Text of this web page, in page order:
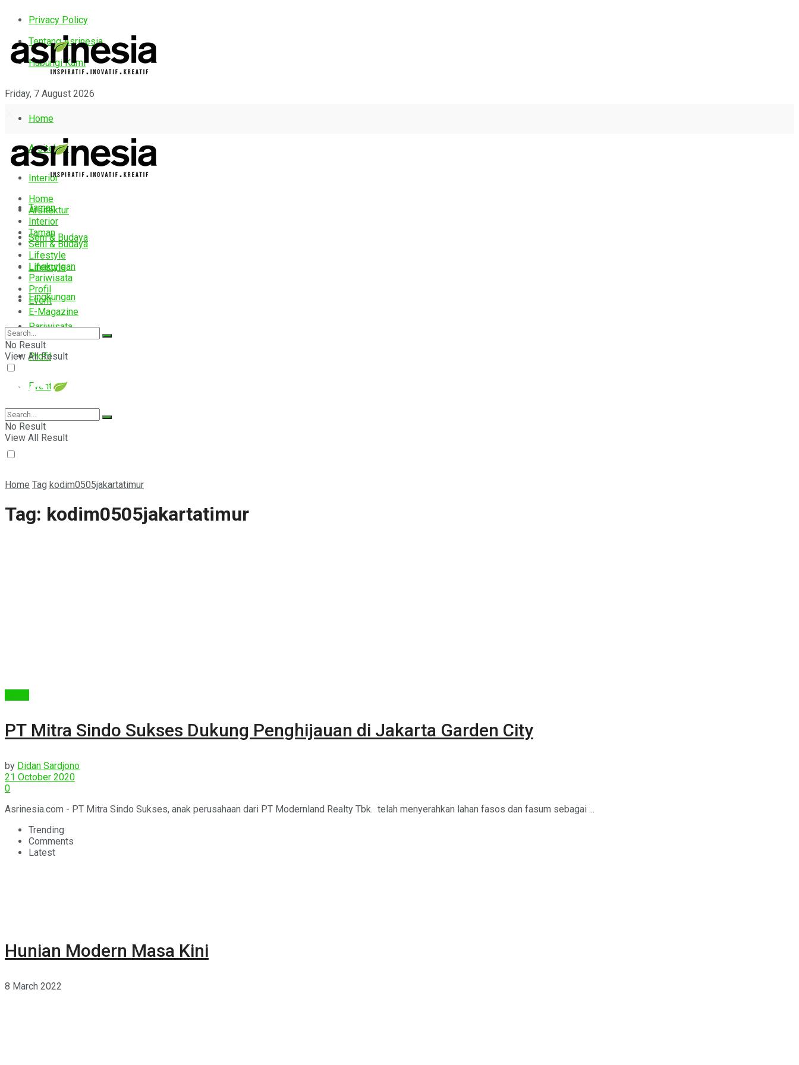
Privacy Policy
Tentang Asrinesia
Hubungi Kami
Friday, 7 August 2026
Home
Arsitektur
Interior
Taman
Seni & Budaya
Lifestyle
Lingkungan
Pariwisata
Profil
Event
E-Magazine
Home
Arsitektur
Interior
Taman
Seni & Budaya
Lifestyle
Lingkungan
Pariwisata
Profil
Event
E-Magazine
No Result
View All Result
No Result
View All Result
Home Tag kodim0505jakartatimur
Tag: kodim0505jakartatimur
PT Mitra Sindo Sukses Dukung Penghijauan di Jakarta Garden City
by Didan Sardjono
21 October 2020
0
Asrinesia.com - PT Mitra Sindo Sukses, anak perusahaan dari PT Modernland Realty Tbk. telah menyerahkan lahan fasos dan fasum sebagai ...
Trending
Comments
Latest
Hunian Modern Masa Kini
8 March 2022